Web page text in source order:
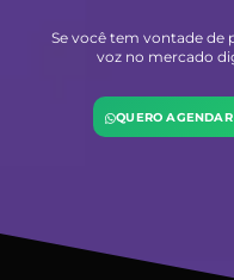
Se você tem vontade de
voz no mercado
QUERO